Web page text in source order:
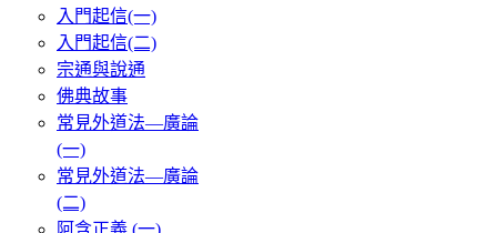
入門起信(一)
入門起信(二)
宗通與說通
佛典故事
常見外道法—廣論
(一)
常見外道法—廣論
(二)
阿含正義 (一)